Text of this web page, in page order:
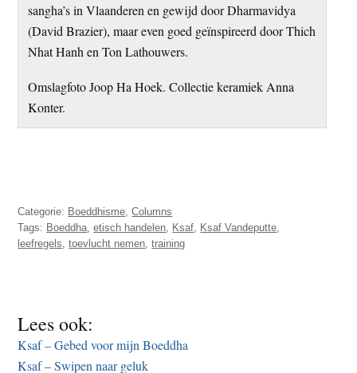
sangha’s in Vlaanderen en gewijd door Dharmavidya
(David Brazier), maar even goed geïnspireerd door Thich
Nhat Hanh en Ton Lathouwers.
Omslagfoto Joop Ha Hoek. Collectie keramiek Anna
Konter.
Categorie: Boeddhisme ,Columns
Tags: Boeddha ,etisch handelen Ksaf Ksaf Vandeputte
leefregels ,toevlucht nemen ,training
Lees ook:
Ksaf – Gebed voor mijn Boeddha
Ksaf – Swipen naar geluk